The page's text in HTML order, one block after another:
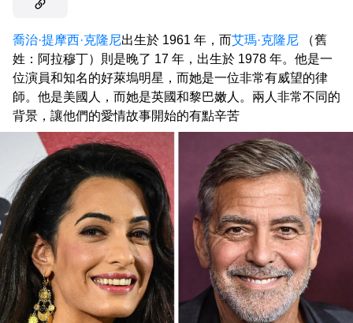
喬治·提摩西·克隆尼出生於 1961 年，而艾瑪·克隆尼 （舊
姓：阿拉穆丁）則是晚了 17 年，出生於 1978 年。他是一
位演員和知名的好萊塢明星，而她是一位非常有威望的律
師。他是美國人，而她是英國和黎巴嫩人。兩人非常不同的
背景，讓他們的愛情故事開始的有點辛苦